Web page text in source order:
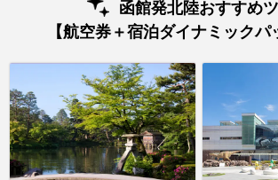
函館発北陸おすすめ
【航空券＋宿泊ダイナミックパ